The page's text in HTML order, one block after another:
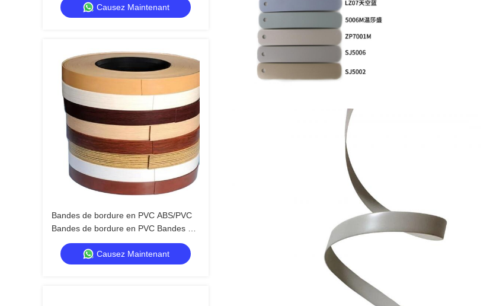
plastique bordure de table
Causez Maintenant
Bandes de bordure en PVC ABS/PVC
Bandes de bordure en PVC Bandes de
bordure en or
Causez Maintenant